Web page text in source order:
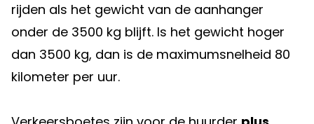
rijden als het gewicht van de aanhanger
onder de 3500 kg blijft. Is het gewicht hoger
dan 3500 kg, dan is de maximumsnelheid 80
kilometer per uur.